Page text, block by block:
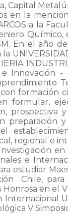
Capital
en la
a la
Químico,
En el año
la
e
con
formular,
prospectiva
preparación
regional e
e
estudiar
 Chile,
Honrosa en
Internacional
V